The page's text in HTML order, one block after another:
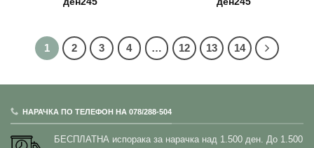
1 2 3 4 … 12 13 14
НАРАЧКА ПО ТЕЛЕФОН НА 078/288-504
БЕСПЛАТНА испорака за нарачка над 1.500 ден. До 1.500